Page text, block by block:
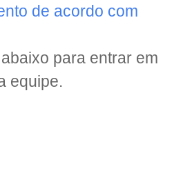
de acordo com
para entrar em
equipe.